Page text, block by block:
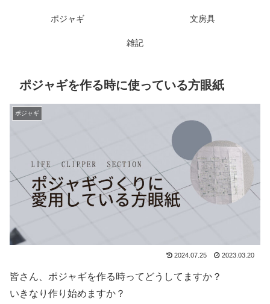
ポジャギ 文房具
雑記
ポジャギを作る時に使っている方眼紙
ポジャギ
2024.07.25 2023.03.20
皆さん、ポジャギを作る時ってどうしてますか？
いきなり作り始めますか？